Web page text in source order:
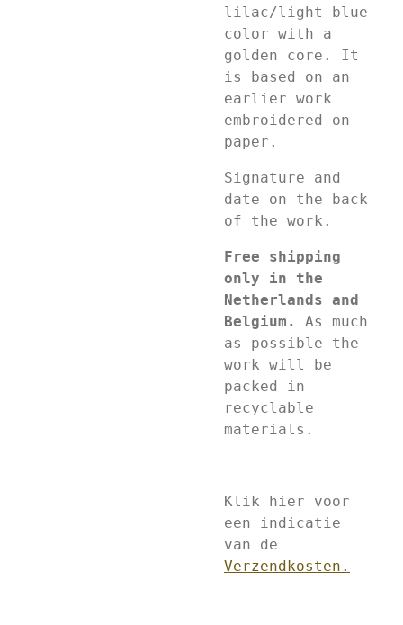
lilac/light blue
color with a
golden core. It
is based on an
earlier work
embroidered on
paper.
Signature and
date on the back
of the work.
Free shipping
only in the
Netherlands and
Belgium.
As much
as possible the
work will be
packed in
recyclable
materials.
Klik hier voor
een indicatie
van de
Verzendkosten.